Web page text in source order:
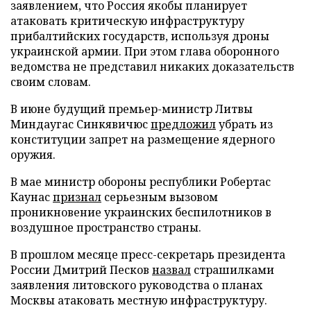
заявлением, что Россия якобы планирует
атаковать критическую инфраструктуру
прибалтийских государств, используя дроны
украинской армии. При этом глава оборонного
ведомства не представил никаких доказательств
своим словам.
В июне будущий премьер-министр Литвы
Миндаугас Синкявичюспредложилубрать из
конституции запрет на размещение ядерного
оружия.
В мае министр обороны республики Робертас
Каунаспризнал серьезным вызовом
проникновение украинских беспилотников в
воздушное пространство страны.
В прошлом месяце пресс-секретарь президента
России Дмитрий Песков назвал страшилками
заявления литовского руководства о планах
Москвы атаковать местную инфраструктуру.